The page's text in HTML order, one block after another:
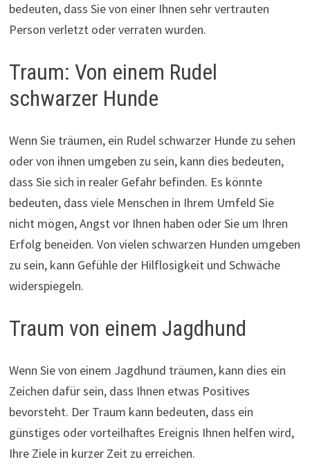
bedeuten, dass Sie von einer Ihnen sehr vertrauten
Person verletzt oder verraten wurden.
Traum: Von einem Rudel
schwarzer Hunde
Wenn Sie träumen, ein Rudel schwarzer Hunde zu sehen
oder von ihnen umgeben zu sein, kann dies bedeuten,
dass Sie sich in realer Gefahr befinden. Es könnte
bedeuten, dass viele Menschen in Ihrem Umfeld Sie
nicht mögen, Angst vor Ihnen haben oder Sie um Ihren
Erfolg beneiden. Von vielen schwarzen Hunden umgeben
zu sein, kann Gefühle der Hilflosigkeit und Schwäche
widerspiegeln.
Traum von einem Jagdhund
Wenn Sie von einem Jagdhund träumen, kann dies ein
Zeichen dafür sein, dass Ihnen etwas Positives
bevorsteht. Der Traum kann bedeuten, dass ein
günstiges oder vorteilhaftes Ereignis Ihnen helfen wird,
Ihre Ziele in kurzer Zeit zu erreichen.